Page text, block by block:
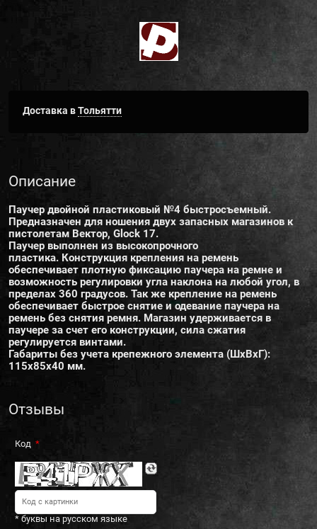
Доставка вТольятти
Описание
Паучер двойной пластиковый №4 быстросъемный.
Предназначен для ношения двух запасных магазинов к
пистолетам Вектор, Glock 17.
Паучер выполнен из высокопрочного
пластика. Конструкция крепления на ремень
обеспечивает плотную фиксацию паучера на ремне и
возможность регулировки угла наклона на любой угол, в
пределах 360 градусов. Так же крепление на ремень
обеспечивает быстрое снятие и одевание паучера на
ремень без снятия ремня. Магазин удерживается в
паучере за счет его конструкции, сила сжатия
регулируется винтами.
Габариты без учета крепежного элемента (ШхВхГ):
115х85х40 мм.
Отзывы
Код
* буквы на русском языке